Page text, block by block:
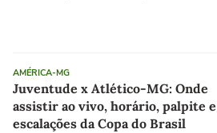
AMÉRICA-MG
Juventude x Atlético-MG: Onde
assistir ao vivo, horário, palpite e
escalações da Copa do Brasil